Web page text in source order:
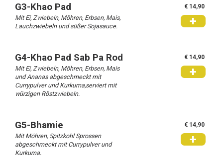
G3-Khao Pad
Mit Ei, Zwiebeln, Möhren, Erbsen, Mais,
Lauchzwiebeln und süßer Sojasauce.
€ 14,90
+
G4-Khao Pad Sab Pa Rod
Mit Ei, Zwiebeln, Möhren, Erbsen, Mais
und Ananas abgeschmeckt mit
Currypulver und Kurkuma,serviert mit
würzigen Röstzwiebeln.
€ 14,90
+
G5-Bhamie
Mit Möhren, Spitzkohl Sprossen
abgeschmeckt mit Currypulver und
Kurkuma.
€ 14,90
+